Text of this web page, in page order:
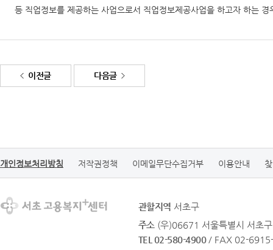
등 직업정보를 제공하는 사업으로서 직업정보제공사업을 하고자 하는
이전글 다음글
개인정보처리방침 저작권정책 이메일무단수집거부 이용안내
관할지역 서초구
주소 (우)06671 서울특별시 서초
TEL 02-580-4900 / FAX 02-